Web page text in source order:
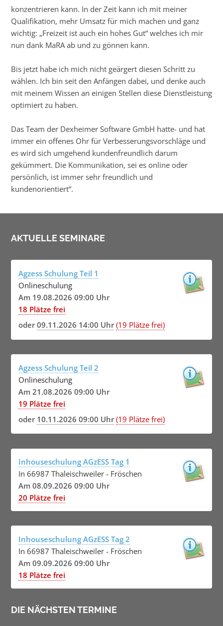
konzentrieren kann. In der Zeit kann ich mit meiner
Qualifikation, mehr Umsatz für mich machen und ganz
wichtig: „Freizeit ist auch ein hohes Gut“ welches ich mir
nun dank MaRA ab und zu gönnen kann.
Bis jetzt habe ich mich nicht geärgert diesen Schritt zu
wählen. Ich bin seit den Anfängen dabei, und denke auch
mit meinem Wissen an einigen Stellen diese Dienstleistung
optimiert zu haben.
Das Team der Dexheimer Software GmbH hatte- und hat
immer ein offenes Ohr für Verbesserungsvorschläge und
es wird sich umgehend kundenfreundlich darum
gekümmert. Die Kommunikation, sei es online oder
persönlich, ist immer sehr freundlich und
kundenorientiert“.
AKTUELLE SEMINARE
Agzess Schulung Teil 1
Onlineschulung
Am 19.08.2026 09:00 Uhr
18 Plätze frei
oder09.11.2026 14:00 Uhr (19 Plätze frei)
Agzess Schulung Teil 2
Onlineschulung
Am 21.08.2026 09:00 Uhr
19 Plätze frei
oder 10.11.2026 09:00 Uhr (19 Plätze frei)
Inhouseschulung AGzESS Tag 1
In 66987 Thaleischweiler - Fröschen
Am 08.09.2026 09:00 Uhr
20 Plätze frei
Inhouseschulung AGzESS Tag 2
In 66987 Thaleischweiler - Fröschen
Am 09.09.2026 09:00 Uhr
18 Plätze frei
DIE NÄCHSTEN TERMINE